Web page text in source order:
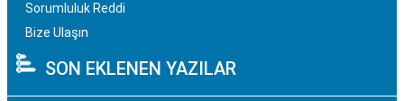
Sorumluluk Reddi
Bize Ulaşın
SON EKLENEN YAZILAR